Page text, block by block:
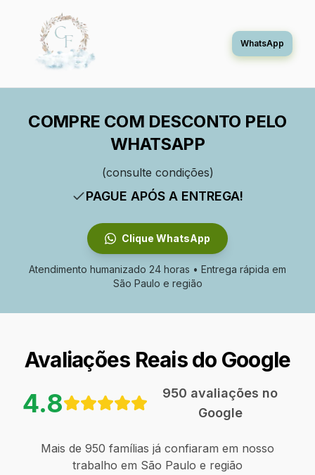
WhatsApp
COMPRE COM DESCONTO PELO
WHATSAPP
(consulte condições)
PAGUE APÓS A ENTREGA!
Clique WhatsApp
Atendimento humanizado 24 horas • Entrega rápida em
São Paulo e região
Avaliações Reais do Google
4.8 950 avaliações no
Google
Mais de 950 famílias já confiaram em nosso
trabalho em São Paulo e região